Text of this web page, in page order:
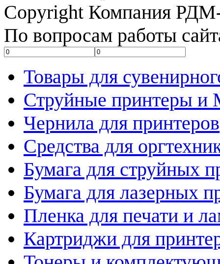
Copyright Компания
По вопросам работы
Товары для
Струйные принтеры
Чернила для принтеров
Средства для
Бумага для струйных
Бумага для лазерных
Пленка для печати и
Картриджи для